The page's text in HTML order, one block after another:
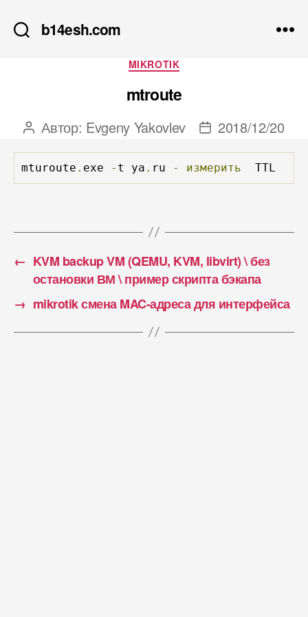
b14esh.com
Рубрики
MIKROTIK
mtroute
Автор
записи
Автор: Evgeny Yakovlev
Дата
записи
2018/12/20
mturoute . exe - t ya . ru - измерить
  TTL
← KVM backup VM (QEMU, KVM, libvirt) \ без
остановки ВМ \ пример скрипта бэкапа
→ mikrotik смена MAC-адреса для интерфейса